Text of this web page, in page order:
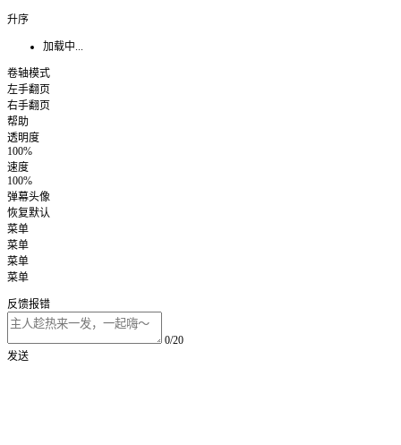
升序
加载中...
卷轴模式
左手翻页
右手翻页
帮助
透明度
100%
速度
100%
弹幕头像
恢复默认
菜单
菜单
菜单
菜单
反馈报错
0/20
发送